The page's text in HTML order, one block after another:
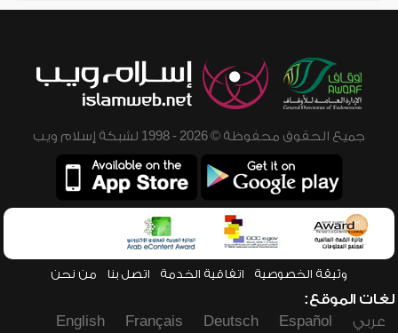
جميع الحقوق محفوظة © 2026 - 1998 لشبكة إسلام ويب
وثيقة الخصوصية اتفاقية الخدمة اتصل بنا من نحن
لغات الموقع:
عربي
Español
Deutsch
Français
English